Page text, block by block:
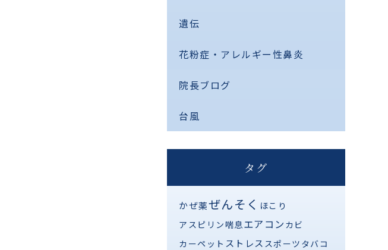
遺伝
花粉症・アレルギー性鼻炎
院長ブログ
台風
タグ
かぜ薬ぜんそく ほこり
アスピリン喘息エアコン カビ
カーペット ストレス スポーツ タバコ